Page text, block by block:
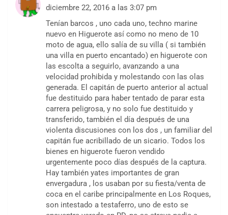
diciembre 22, 2016 a las 3:07 pm
Tenían barcos , uno cada uno, techno marine
nuevo en Higuerote así como no meno de 10
moto de agua, ello salía de su villa ( si también
una villa en puerto encantado) en higuerote con
las escolta a seguirlo, avanzando a una
velocidad prohibida y molestando con las olas
generada. El capitán de puerto anterior al actual
fue destituido para haber tentado de parar esta
carrera peligrosa, y no solo fue destituido y
transferido, también el día después de una
violenta discusiones con los dos , un familiar del
capitán fue acribillado de un sicario. Todos los
bienes en higuerote fueron vendido
urgentemente poco días después de la captura.
Hay también yates importantes de gran
envergadura , los usaban por su fiesta/venta de
coca en el caribe principalmente en Los Roques,
son intestado a testaferro, uno de esto se